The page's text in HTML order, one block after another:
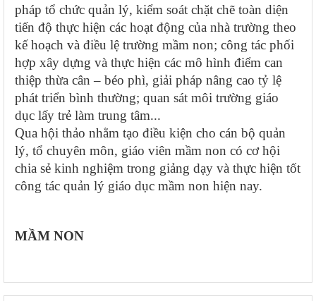
pháp tổ chức quản lý, kiểm soát chặt chẽ toàn diện
tiến độ thực hiện các hoạt động của nhà trường theo
kế hoạch và điều lệ trường mầm non; công tác phối
hợp xây dựng và thực hiện các mô hình điểm can
thiệp thừa cân – béo phì, giải pháp nâng cao tỷ lệ
phát triển bình thường; quan sát môi trường giáo
dục lấy trẻ làm trung tâm...
Qua hội thảo nhằm tạo điều kiện cho cán bộ quản
lý, tổ chuyên môn, giáo viên mầm non có cơ hội
chia sẻ kinh nghiệm trong giảng dạy và thực hiện tốt
công tác quản lý giáo dục mầm non hiện nay.
MẦM NON